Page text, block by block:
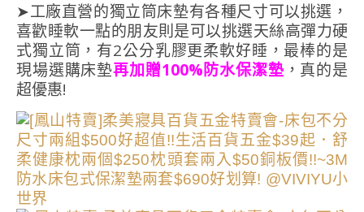
➤工廠直營的獨立筒床墊有各種尺寸可以挑選，
喜歡睡軟一點的朋友則是可以挑選天絲高彈力硬
式獨立筒，有2公分乳膠更柔軟好睡，最棒的是
現場選購床墊再加贈100%防水保潔墊，真的是
超優惠!